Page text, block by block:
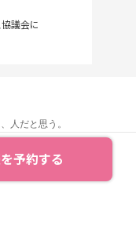
予約する
議会に
人だと思う。